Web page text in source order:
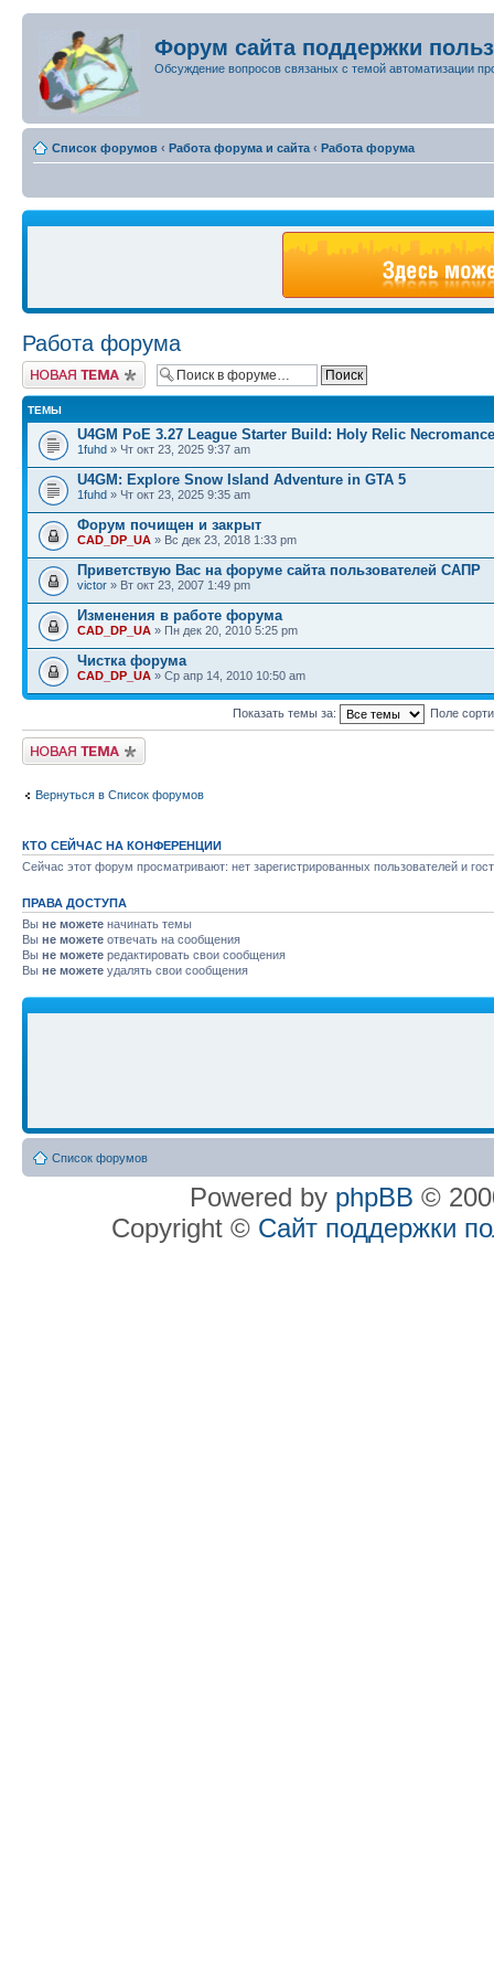
Форум сайта поддержки
Обсуждение вопросов связаных с темой автоматизации
Список форумов ‹ Работа форума и сайта ‹ Работа форума
Работа форума
Новая тема
ТЕМЫ
U4GM PoE 3.27 League Starter Build: Holy Relic
1fuhd » Чт окт 23, 2025 9:37 am
U4GM: Explore Snow Island Adventure in GTA 5
1fuhd » Чт окт 23, 2025 9:35 am
Форум почищен и закрыт
CAD_DP_UA » Вс дек 23, 2018 1:33 pm
Приветствую Вас на форуме сайта пользователей САПР
victor » Вт окт 23, 2007 1:49 pm
Изменения в работе форума
CAD_DP_UA » Пн дек 20, 2010 5:25 pm
Чистка форума
CAD_DP_UA » Ср апр 14, 2010 10:50 am
Показать темы за: Поле
Новая тема
Вернуться в Список форумов
КТО СЕЙЧАС НА КОНФЕРЕНЦИИ
Сейчас этот форум просматривают: нет зарегистрированных пользователей и
ПРАВА ДОСТУПА
Вы не можете начинать темы
Вы не можете отвечать на сообщения
Вы не можете редактировать свои сообщения
Вы не можете удалять свои сообщения
Список форумов
Powered by phpBB ©
Copyright © Сайт поддержки